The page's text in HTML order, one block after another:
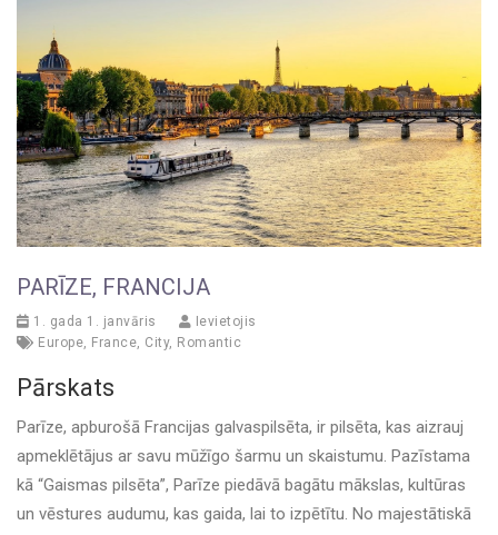
PARĪZE, FRANCIJA
1. gada 1. janvāris
Ievietojis
Europe France City, Romantic
Pārskats
Parīze, apburošā Francijas galvaspilsēta, ir pilsēta, kas aizrauj
apmeklētājus ar savu mūžīgo šarmu un skaistumu. Pazīstama
kā “Gaismas pilsēta”, Parīze piedāvā bagātu mākslas, kultūras
un vēstures audumu, kas gaida, lai to izpētītu. No majestātiskā